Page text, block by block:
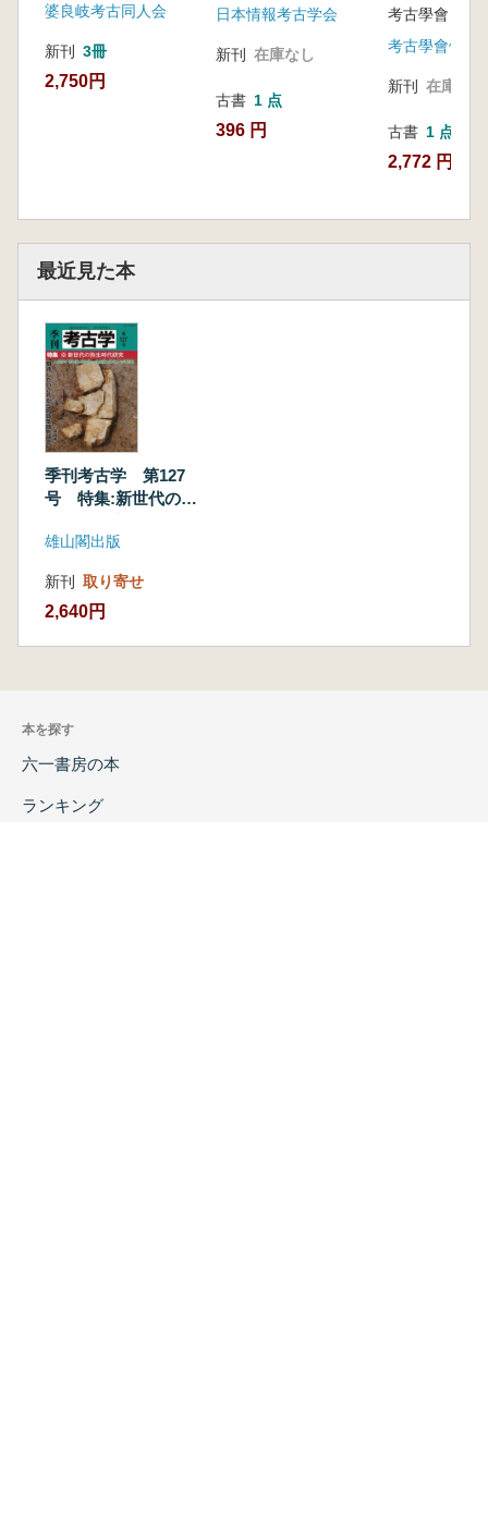
婆良岐考古同人会
新刊 3冊
2,750円
日本情報考古学会
新刊 在庫なし
古書 1 点
396 円
考古學會 編
考古學會假事
新刊 在庫なし
古書 1 点
2,772 円
最近見た本
季刊考古学 第127
号 特集:新世代の弥
雄山閣出版
新刊 取り寄せ
2,640円
本を探す
六一書房の本
ランキング